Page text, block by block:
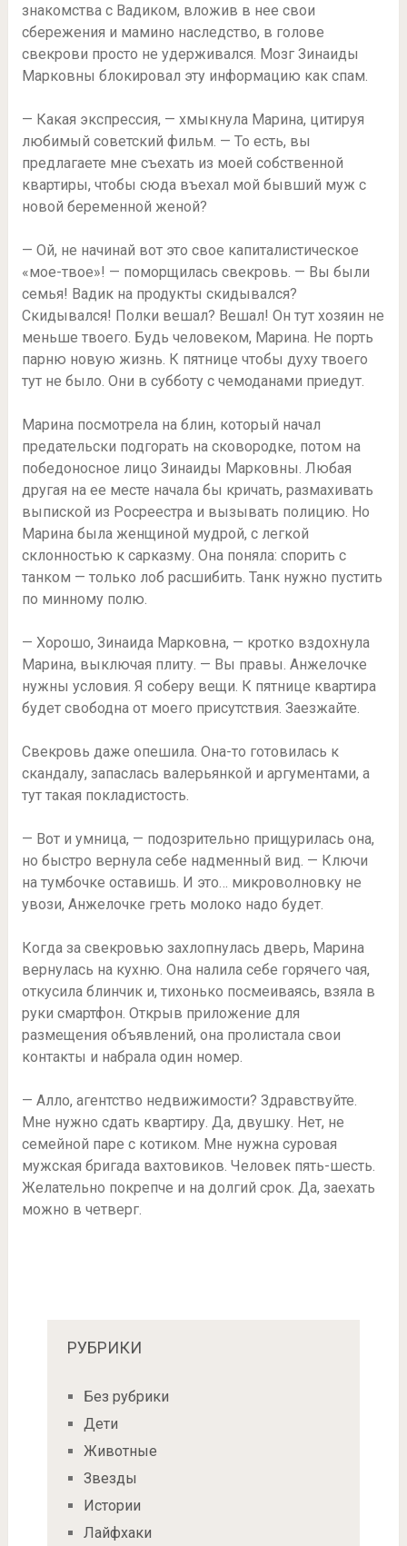
знакомства с Вадиком, вложив в нее свои
сбережения и мамино наследство, в голове
свекрови просто не удерживался. Мозг Зинаиды
Марковны блокировал эту информацию как спам.
— Какая экспрессия, — хмыкнула Марина, цитируя
любимый советский фильм. — То есть, вы
предлагаете мне съехать из моей собственной
квартиры, чтобы сюда въехал мой бывший муж с
новой беременной женой?
— Ой, не начинай вот это свое капиталистическое
«мое-твое»! — поморщилась свекровь. — Вы были
семья! Вадик на продукты скидывался?
Скидывался! Полки вешал? Вешал! Он тут хозяин не
меньше твоего. Будь человеком, Марина. Не порть
парню новую жизнь. К пятнице чтобы духу твоего
тут не было. Они в субботу с чемоданами приедут.
Марина посмотрела на блин, который начал
предательски подгорать на сковородке, потом на
победоносное лицо Зинаиды Марковны. Любая
другая на ее месте начала бы кричать, размахивать
выпиской из Росреестра и вызывать полицию. Но
Марина была женщиной мудрой, с легкой
склонностью к сарказму. Она поняла: спорить с
танком — только лоб расшибить. Танк нужно пустить
по минному полю.
— Хорошо, Зинаида Марковна, — кротко вздохнула
Марина, выключая плиту. — Вы правы. Анжелочке
нужны условия. Я соберу вещи. К пятнице квартира
будет свободна от моего присутствия. Заезжайте.
Свекровь даже опешила. Она-то готовилась к
скандалу, запаслась валерьянкой и аргументами, а
тут такая покладистость.
— Вот и умница, — подозрительно прищурилась она,
но быстро вернула себе надменный вид. — Ключи
на тумбочке оставишь. И это… микроволновку не
увози, Анжелочке греть молоко надо будет.
Когда за свекровью захлопнулась дверь, Марина
вернулась на кухню. Она налила себе горячего чая,
откусила блинчик и, тихонько посмеиваясь, взяла в
руки смартфон. Открыв приложение для
размещения объявлений, она пролистала свои
контакты и набрала один номер.
— Алло, агентство недвижимости? Здравствуйте.
Мне нужно сдать квартиру. Да, двушку. Нет, не
семейной паре с котиком. Мне нужна суровая
мужская бригада вахтовиков. Человек пять-шесть.
Желательно покрепче и на долгий срок. Да, заехать
можно в четверг.
РУБРИКИ
Без рубрики
Дети
Животные
Звезды
Истории
Лайфхаки